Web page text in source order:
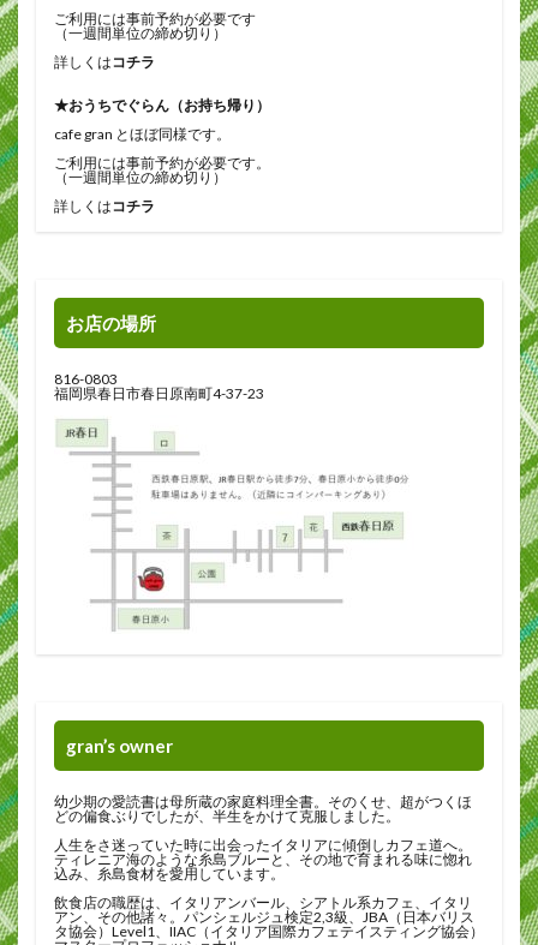
ご利用には事前予約が必要です
（一週間単位の締め切り）
詳しくはコチラ
★おうちでぐらん（お持ち帰り）
cafe gran とほぼ同様です。
ご利用には事前予約が必要です。
（一週間単位の締め切り）
詳しくはコチラ
お店の場所
816-0803
福岡県春日市春日原南町4-37-23
gran’s owner
幼少期の愛読書は母所蔵の家庭料理全書。そのくせ、超がつくほ
どの偏食ぶりでしたが、半生をかけて克服しました。
人生をさ迷っていた時に出会ったイタリアに傾倒しカフェ道へ。
ティレニア海のような糸島ブルーと、その地で育まれる味に惚れ
込み、糸島食材を愛用しています。
飲食店の職歴は、イタリアンバール、シアトル系カフェ、イタリ
アン、その他諸々。パンシェルジュ検定2,3級、JBA（日本バリス
タ協会）Level1、IIAC（イタリア国際カフェテイスティング協会）